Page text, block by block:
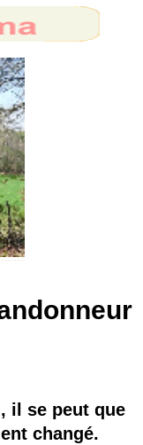
il se peut que
changé.